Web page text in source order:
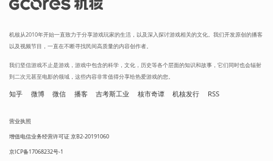
机核从2010年开始一直致力于分享游戏玩家的生活，以及深入探讨游戏相关的文化。我们开发原创的播客
以及视频节目，一直在不断寻找民间高质量的内容创作者。
我们坚信游戏不止是游戏，游戏中包含的科学，文化，历史等各个层面的知识和故事，它们同时也会辐射
到二次元甚至电影的领域，这些内容非常值得分享给热爱游戏的您。
知乎 微博 微信 播客 吉考斯工业 核市奇谭 机核发行 RSS
营业执照
增值电信业务经营许可证 京B2-20191060
京ICP备17068232号-1